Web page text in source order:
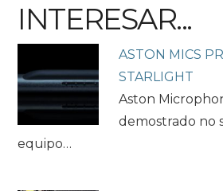
INTERESAR...
ASTON MICS
STARLIGHT
Aston
demostrado no
equipo…